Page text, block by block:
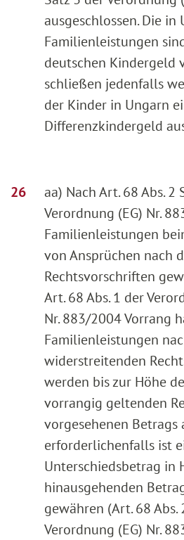
ausgeschlossen. Die
Familienleistungen
deutschen Kindergeld
schließen jedenfalls
der Kinder in Ungarn
Differenzkindergeld
aa) Nach Art. 68 Abs. 2
Verordnung (EG) Nr.
Familienleistungen
von Ansprüchen nach
Rechtsvorschriften
Art. 68 Abs. 1 der
Nr. 883/2004 Vorrang
Familienleistungen
widerstreitenden
werden bis zur Höhe
vorrangig geltenden
vorgesehenen Betrags
erforderlichenfalls ist
Unterschiedsbetrag in
hinausgehenden
gewähren (Art. 68 Abs.
Verordnung (EG) Nr.